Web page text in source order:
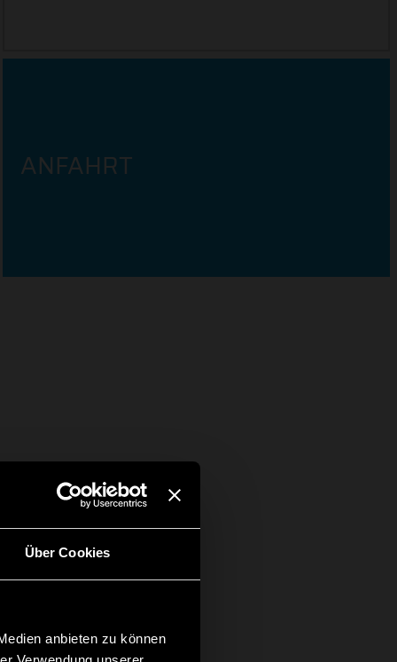
Über Cookies
anbieten zu können
ANFAHRT